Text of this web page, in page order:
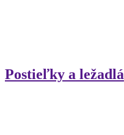
Postieľky a ležadlá